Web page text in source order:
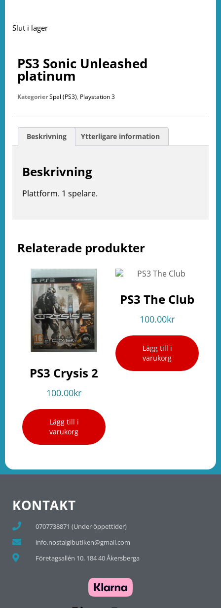
Slut i lager
Relaterade produkter
PS3 Crysis 2
100.00kr
Lägg till i
varukorg
PS3 The Club
100.00kr
Lägg till i
varukorg
PS3 Sonic Unleashed
platinum
KategorierSpel (PS3), Playstation 3
Beskrivning Ytterligare information
Beskrivning
Plattform. 1 spelare.
KONTAKT
0707738871 (Under öppettider)
info.nostalgibutiken@gmail.com
Företagsallén 10, 184 40 Åkersberga